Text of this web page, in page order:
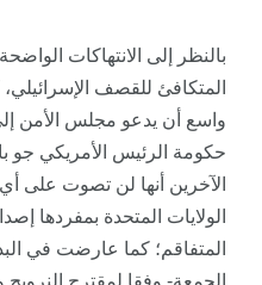
بالنظر إلى الانتهاكات
المتكافئ للقصف
واسع أن يدعو مجلس الأمن
حكومة الرئيس الأمريكي جو
الآخرين أنها لن تصوت على
الولايات المتحدة بمفردها
المتفاقم؛ كما عارضت في
الجمعة- وفقا لمقترح